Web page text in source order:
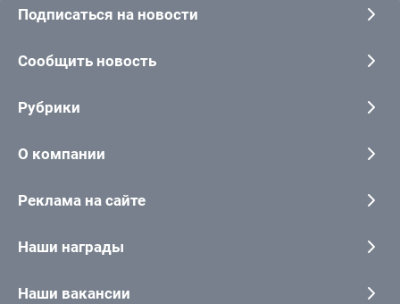
Подписаться на новости
Сообщить новость
Рубрики
О компании
Реклама на сайте
Наши награды
Наши вакансии